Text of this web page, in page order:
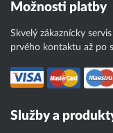
Možnosti platby
Skvelý zákaznícky
prvého kontaktu až po
Služby a